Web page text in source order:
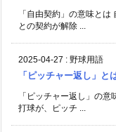
「自由契約」の意味と
との契約が解除 ...
2025-04-27 : 野球用語
「ピッチャー返し」と
「ピッチャー返し」の
打球が、ピッチ ...